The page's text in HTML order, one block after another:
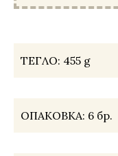
ТЕГЛО: 455 g
ОПАКОВКА: 6 бр.